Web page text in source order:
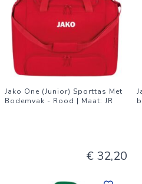
Jako One (Junior) Sporttas Met
Bodemvak - Rood | Maat: JR
€ 32,20